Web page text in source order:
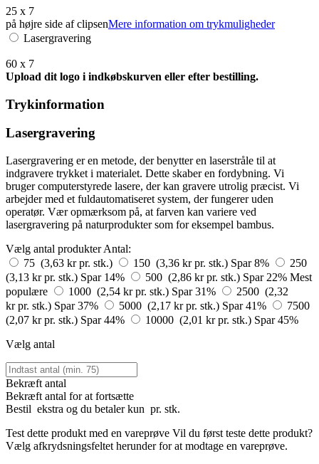
25 x 7
på højre side af clipsenMere information om trykmuligheder
Lasergravering
60 x 7
Upload dit logo i indkøbskurven eller efter bestilling.
Trykinformation
Lasergravering
Lasergravering er en metode, der benytter en laserstråle til at
indgravere trykket i materialet. Dette skaber en fordybning. Vi
bruger computerstyrede lasere, der kan gravere utrolig præcist. Vi
arbejder med et fuldautomatiseret system, der fungerer uden
operatør. Vær opmærksom på, at farven kan variere ved
lasergravering på naturprodukter som for eksempel bambus.
Vælg antal produkter Antal:
75 (3,63 kr pr. stk.)
150 (3,36 kr pr. stk.) Spar 8%
250
(3,13 kr pr. stk.) Spar 14% 500 (2,86 kr pr. stk.) Spar 22% Mest
populære
1000 (2,54 kr pr. stk.) Spar 31%
2500 (2,32
kr pr. stk.) Spar 37% 5000 (2,17 kr pr. stk.) Spar 41%
7500
(2,07 kr pr. stk.) Spar 44% 10000 (2,01 kr pr. stk.) Spar 45%
Vælg antal
Bekræft antal
Bekræft antal for at fortsætte
Bestil ekstra og du betaler kun pr. stk.
Test dette produkt med en vareprøve Vil du først teste dette produkt?
Vælg afkrydsningsfeltet herunder for at modtage en vareprøve.